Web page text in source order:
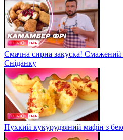
Смачна сирна закуска! Смажений
Сніданку
Пухкий кукурудзяний мафін з